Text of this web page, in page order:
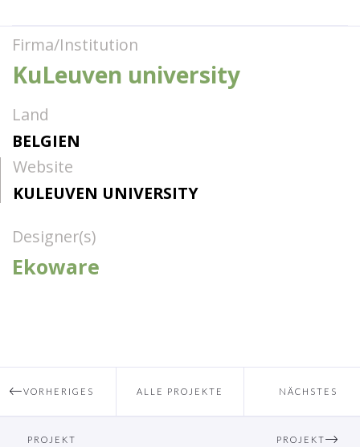
Firma/Institution
KuLeuven university
Land
BELGIEN
Website
KULEUVEN UNIVERSITY
Designer(s)
Ekoware
VORHERIGES
PROJEKT
ALLE PROJEKTE NÄCHSTES
PROJEKT